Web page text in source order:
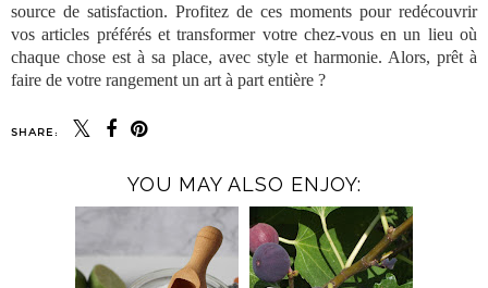
source de satisfaction. Profitez de ces moments pour redécouvrir
vosarticles préférés et transformer votre chez-vous en un lieu où
chaque chose est à sa place, avec style et harmonie. Alors, prêt à
faire de votre rangement un art à part entière ?
SHARE:
YOU MAY ALSO ENJOY: